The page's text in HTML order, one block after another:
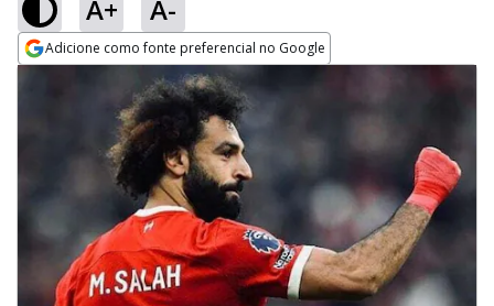
A+ A-
Adicione como fonte preferencial no Google
Opens in new window